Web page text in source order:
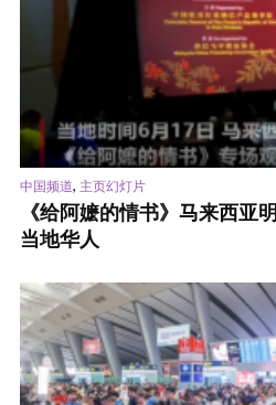
中国频道, 主页幻灯片
《给阿嬷的情书》马来西亚
当地华人